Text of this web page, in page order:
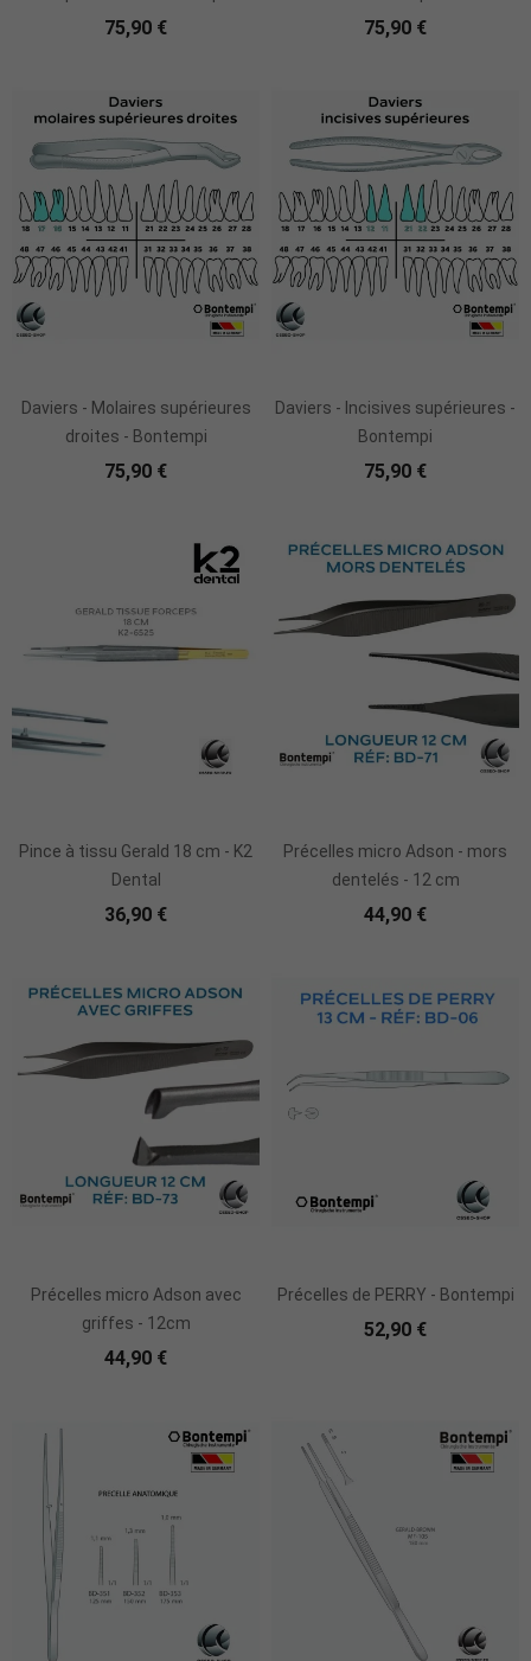
75,90 € 75,90 €
Daviers - Molaires supérieures
droites - Bontempi
75,90 €
Daviers - Incisives supérieures -
Bontempi
75,90 €
Pince à tissu Gerald 18 cm - K2
Dental
36,90 €
Précelles micro Adson - mors
dentelés - 12 cm
44,90 €
Précelles micro Adson avec
griffes - 12cm
44,90 €
Précelles de PERRY - Bontempi
52,90 €